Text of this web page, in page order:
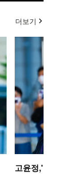
더보기
고윤정,'탄성을